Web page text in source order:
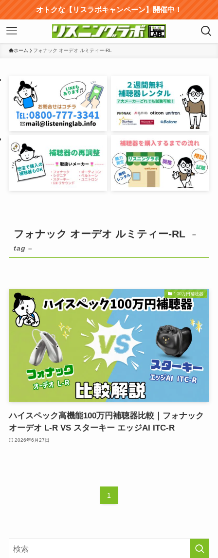
オトクな【リスラボキャンペーン】開催中！
ホーム フォナック オーデオ ルミティー-RL
フォナック オーデオ ルミティー-RL
–
tag –
100万円補聴器
ハイスペック高機能100万円補聴器比較｜フォナック
オーデオ L-R VS スターキー エッジAI ITC-R
2026年6月27日
1